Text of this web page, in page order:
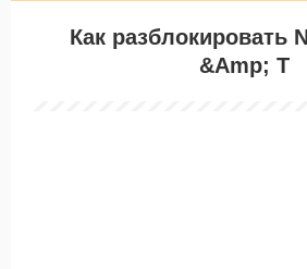
Как разблокировать
&Amp; T